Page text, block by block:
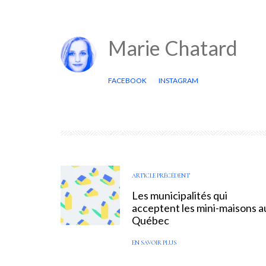
Marie Chatard
FACEBOOK INSTAGRAM
ARTICLE PRÉCÉDENT
Les municipalités qui
acceptent les mini-maisons
Québec
EN SAVOIR PLUS